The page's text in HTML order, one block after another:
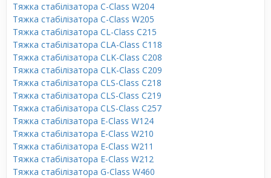
Тяжка стабілізатора C-Class W204
Тяжка стабілізатора C-Class W205
Тяжка стабілізатора CL-Class C215
Тяжка стабілізатора CLA-Class C118
Тяжка стабілізатора CLK-Class C208
Тяжка стабілізатора CLK-Class C209
Тяжка стабілізатора CLS-Class C218
Тяжка стабілізатора CLS-Class C219
Тяжка стабілізатора CLS-Class C257
Тяжка стабілізатора E-Class W124
Тяжка стабілізатора E-Class W210
Тяжка стабілізатора E-Class W211
Тяжка стабілізатора E-Class W212
Тяжка стабілізатора G-Class W460